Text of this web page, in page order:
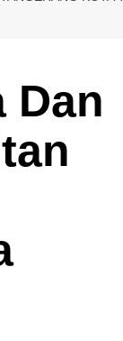
Dan
Oknum
Terhadap